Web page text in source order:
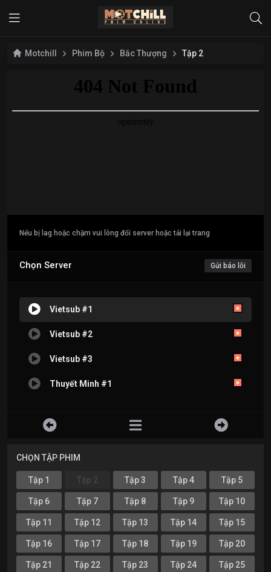
Motchill Phim Bộ Bắc Thượng Tập 2
Nếu bị lag hoặc chậm vui lòng đổi server hoặc tải lại trang
Chọn Server Gửi báo lỗi
Vietsub #1
Vietsub #2
Vietsub #3
Thuyết Minh #1
CHỌN TẬP PHIM
Tập 1 Tập 2 Tập 3 Tập 4 Tập 5
Tập 6 Tập 7 Tập 8 Tập 9 Tập 10
Tập 11 Tập 12 Tập 13 Tập 14 Tập 15
Tập 16 Tập 17 Tập 18 Tập 19 Tập 20
Tập 21 Tập 22 Tập 23 Tập 24 Tập 25